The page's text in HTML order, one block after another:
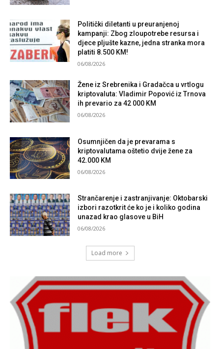
Politički diletanti u preuranjenoj
kampanji: Zbog zloupotrebe resursa i
djece pljušte kazne, jedna stranka mora
platiti 8.500 KM!
06/08/2026
Žene iz Srebrenika i Gradačca u vrtlogu
kriptovaluta: Vladimir Popović iz Trnova
ih prevario za 42 000 KM
06/08/2026
Osumnjičen da je prevarama s
kriptovalutama oštetio dvije žene za
42.000 KM
06/08/2026
Strančarenje i zastranjivanje: Oktobarski
izbori razotkrit će ko je i koliko godina
unazad krao glasove u BiH
06/08/2026
Load more